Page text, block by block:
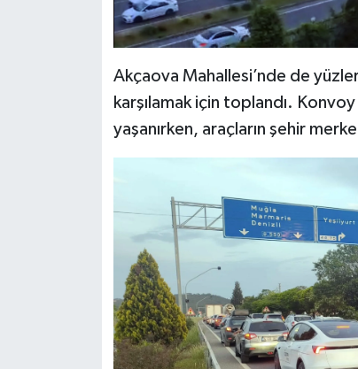
Akçaova Mahallesi’nde de
karşılamak için toplandı.
yaşanırken, araçların şehir